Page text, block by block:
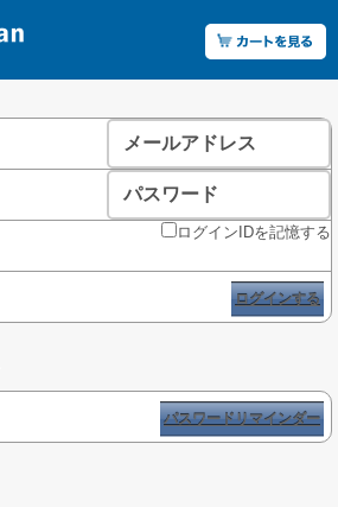
メールアドレス
パスワード
ログインIDを記憶する
ログインする
パスワードリマインダー